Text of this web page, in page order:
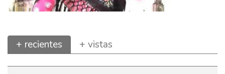
+ recientes + vistas